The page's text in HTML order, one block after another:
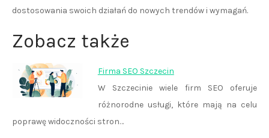
dostosowania swoich działań do nowych trendów i wymagań.
Zobacz także
Firma SEO Szczecin
W Szczecinie wiele firm SEO oferuje
różnorodne usługi, które mają na celu
poprawę widoczności stron…